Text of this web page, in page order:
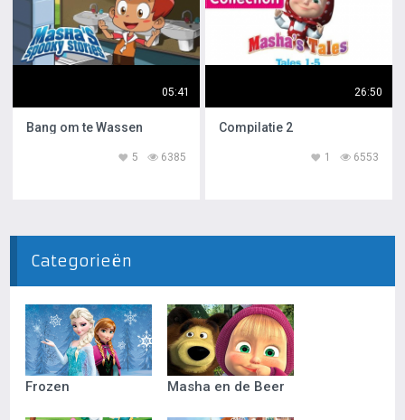
05:41
Bang om te Wassen
6385
5
26:50
Compilatie 2
6553
1
Categorieën
Frozen Masha en de Beer